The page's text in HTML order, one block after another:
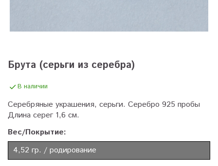
Брута (серьги из серебра)
В наличии
Серебряные украшения, серьги. Серебро 925 пробы
Длина серег 1,6 см.
Вес/Покрытие:
4,52 гр. / родирование